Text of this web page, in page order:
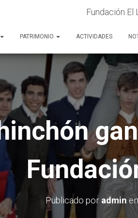
Fundación El
PATRIMONIO ACTIVIDADES
Publicado por admin en